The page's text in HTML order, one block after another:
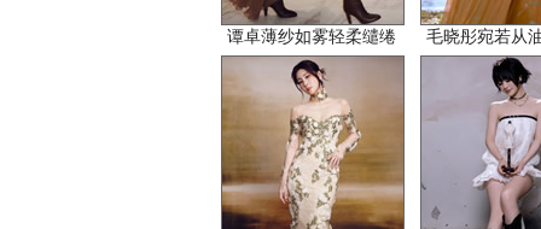
谭卓薄纱如雾轻柔缱绻 毛晓彤宛若从